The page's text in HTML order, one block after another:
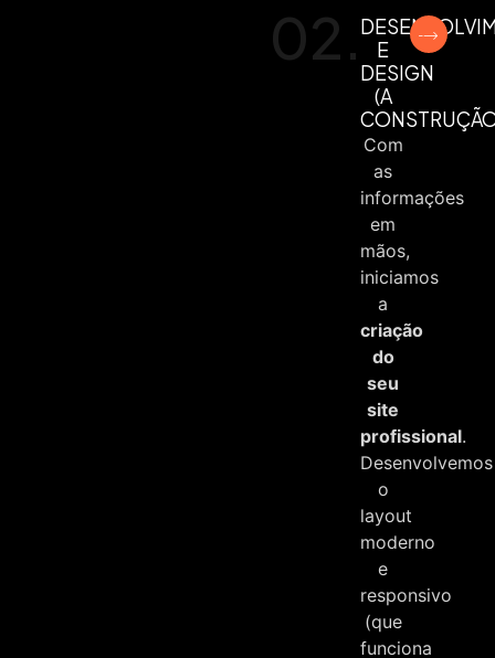
02.
E
DESIGN
(A
Com
as
informações
em
mãos,
iniciamos
a
criação
do
seu
site
profissional.
Desenvolvemos
o
layout
moderno
e
responsivo
(que
funciona